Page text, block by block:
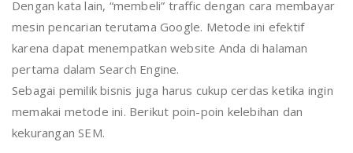
Dengan kata lain, “membeli” traffic dengan cara membayar
mesin pencarian terutama Google. Metode ini efektif
karena dapat menempatkan website Anda di halaman
pertama dalam Search Engine.
Sebagai pemilik bisnis juga harus cukup cerdas ketika ingin
memakai metode ini. Berikut poin-poin kelebihan dan
kekurangan SEM.